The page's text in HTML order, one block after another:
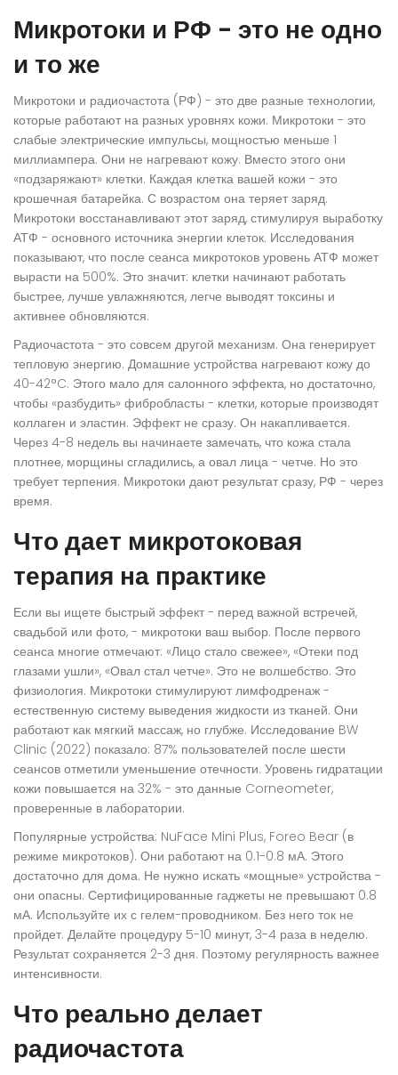
Микротоки и РФ - это не одно
и то же
Микротоки и радиочастота (РФ) - это две разные технологии,
которые работают на разных уровнях кожи. Микротоки - это
слабые электрические импульсы, мощностью меньше 1
миллиампера. Они не нагревают кожу. Вместо этого они
«подзаряжают» клетки. Каждая клетка вашей кожи - это
крошечная батарейка. С возрастом она теряет заряд.
Микротоки восстанавливают этот заряд, стимулируя выработку
АТФ - основного источника энергии клеток. Исследования
показывают, что после сеанса микротоков уровень АТФ может
вырасти на 500%. Это значит: клетки начинают работать
быстрее, лучше увлажняются, легче выводят токсины и
активнее обновляются.
Радиочастота - это совсем другой механизм. Она генерирует
тепловую энергию. Домашние устройства нагревают кожу до
40-42°C. Этого мало для салонного эффекта, но достаточно,
чтобы «разбудить» фибробласты - клетки, которые производят
коллаген и эластин. Эффект не сразу. Он накапливается.
Через 4-8 недель вы начинаете замечать, что кожа стала
плотнее, морщины сгладились, а овал лица - четче. Но это
требует терпения. Микротоки дают результат сразу, РФ - через
время.
Что дает микротоковая
терапия на практике
Если вы ищете быстрый эффект - перед важной встречей,
свадьбой или фото, - микротоки ваш выбор. После первого
сеанса многие отмечают: «Лицо стало свежее», «Отеки под
глазами ушли», «Овал стал четче». Это не волшебство. Это
физиология. Микротоки стимулируют лимфодренаж -
естественную систему выведения жидкости из тканей. Они
работают как мягкий массаж, но глубже. Исследование BW
Clinic (2022) показало: 87% пользователей после шести
сеансов отметили уменьшение отечности. Уровень гидратации
кожи повышается на 32% - это данные Corneometer,
проверенные в лаборатории.
Популярные устройства: NuFace Mini Plus, Foreo Bear (в
режиме микротоков). Они работают на 0.1-0.8 мА. Этого
достаточно для дома. Не нужно искать «мощные» устройства -
они опасны. Сертифицированные гаджеты не превышают 0.8
мА. Используйте их с гелем-проводником. Без него ток не
пройдет. Делайте процедуру 5-10 минут, 3-4 раза в неделю.
Результат сохраняется 2-3 дня. Поэтому регулярность важнее
интенсивности.
Что реально делает
радиочастота